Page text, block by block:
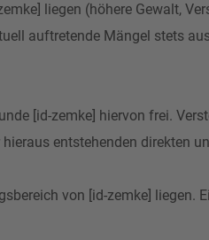
liegen (höhere Gewalt,
auftretende Mängel stets
[id-zemke] hiervon frei.
entstehenden direkten
von [id-zemke] liegen.